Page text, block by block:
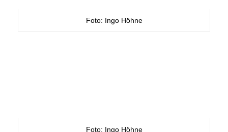
Foto: Ingo Höhne
Foto: Ingo Höhne